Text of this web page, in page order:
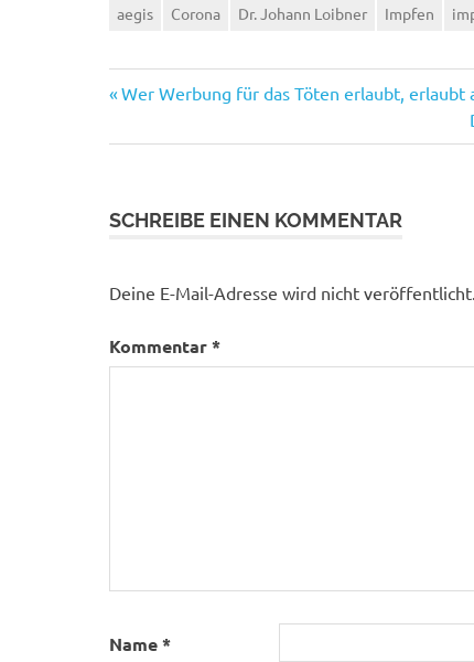
aegis Corona Dr. Johann Loibner Impfen
Beitragsnavigation
Vorheriger
Wer Werbung für das Töten erlaubt, erlaubt
SCHREIBE EINEN KOMMENTAR
Deine E-Mail-Adresse wird nicht veröffentlicht.
Kommentar*
Name*